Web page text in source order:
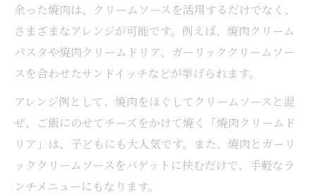
余った焼肉は、クリームソースを活用するだけでなく、
さまざまなアレンジが可能です。例えば、焼肉クリーム
パスタや焼肉クリームドリア、ガーリッククリームソー
スを合わせたサンドイッチなどが挙げられます。
アレンジ例として、焼肉をほぐしてクリームソースと混
ぜ、ご飯にのせてチーズをかけて焼く「焼肉クリームド
リア」は、子どもにも大人気です。また、焼肉とガーリ
ッククリームソースをバゲットに挟むだけで、手軽なラ
ンチメニューにもなります。